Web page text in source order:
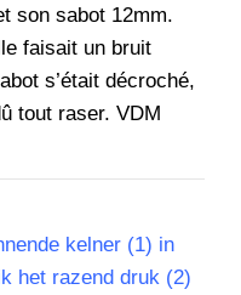
son sabot 12mm.
faisait un bruit
s’était décroché,
tout raser. VDM
kelner (1) in
het razend druk (2)